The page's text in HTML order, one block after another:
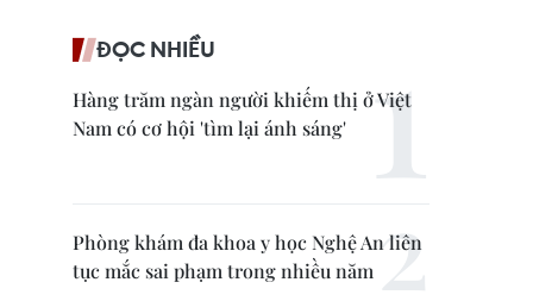
ĐỌC NHIỀU
Hàng trăm ngàn người khiếm thị ở Việt
Nam có cơ hội 'tìm lại ánh sáng'
Phòng khám đa khoa y học Nghệ An liên
tục mắc sai phạm trong nhiều năm